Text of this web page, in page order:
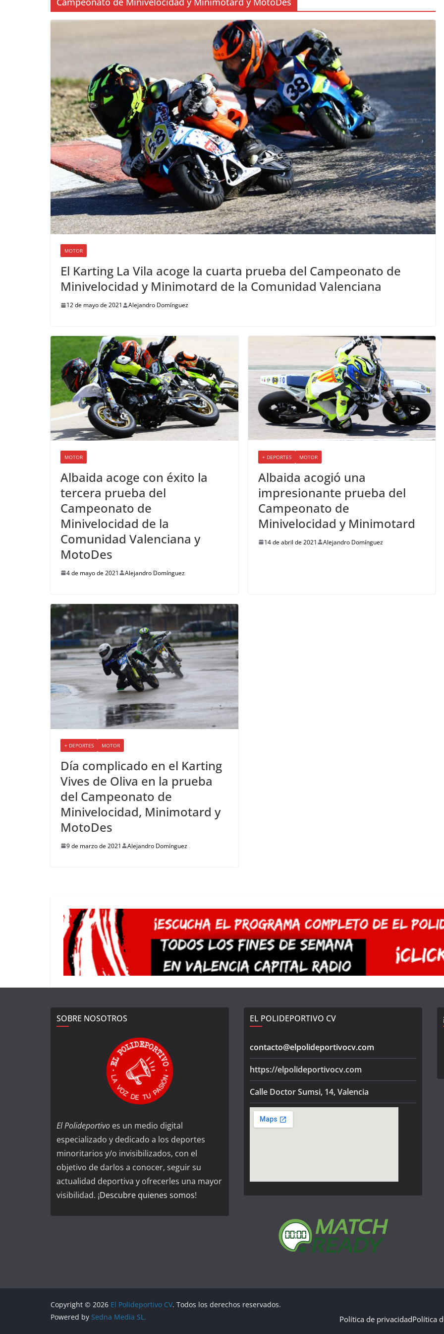
MOTOR
El Karting La Vila acoge la cuarta prueba del Campeonato de
Minivelocidad y Minimotard de la Comunidad Valenciana
12 de mayo de 2021 Alejandro Domínguez
MOTOR
Albaida acoge con éxito la
tercera prueba del
Campeonato de
Minivelocidad de la
Comunidad Valenciana y
MotoDes
4 de mayo de 2021 Alejandro Domínguez
+ DEPORTES MOTOR
Albaida acogió una
impresionante prueba del
Campeonato de
Minivelocidad y Minimotard
14 de abril de 2021 Alejandro Domínguez
+ DEPORTES MOTOR
Día complicado en el Karting
Vives de Oliva en la prueba
del Campeonato de
Minivelocidad, Minimotard y
MotoDes
9 de marzo de 2021 Alejandro Domínguez
SOBRE NOSOTROS
El Polideportivo es un medio digital
especializado y dedicado a los deportes
minoritarios y/o invisibilizados, con el
objetivo de darlos a conocer, seguir su
actualidad deportiva y ofrecerles una mayor
visibilidad. ¡Descubre quienes somos!
EL POLIDEPORTIVO CV
contacto@elpolideportivocv.com
https://elpolideportivocv.com
Calle Doctor Sumsi, 14, Valencia
Política de privacidadPolítica
Copyright © 2026 El Polideportivo CV. Todos los derechos reservados.
Powered by Sedna Media SL.